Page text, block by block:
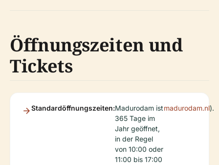
Öffnungszeiten und
Tickets
Standardöffnungszeiten:Madurodam ist
365 Tage im
Jahr geöffnet,
in der Regel
von 10:00 oder
11:00 bis 17:00
madurodam.nl).